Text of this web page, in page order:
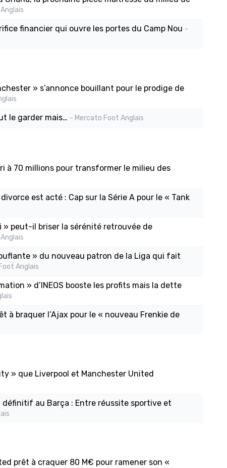
financier qui ouvre les portes du Camp Nou -
» s’annonce bouillant pour le prodige de
le garder mais… - Mercato Foot Anglais
à 70 millions pour transformer le milieu des
est acté : Cap sur la Série A pour le « Tank
» peut-il briser la sérénité retrouvée de
» du nouveau patron de la Liga qui fait
Anglais
» d’INEOS booste les profits mais la dette
à braquer l’Ajax pour le « nouveau Frenkie de
» que Liverpool et Manchester United
au Barça : Entre réussite sportive et
prêt à craquer 80 M€ pour ramener son «